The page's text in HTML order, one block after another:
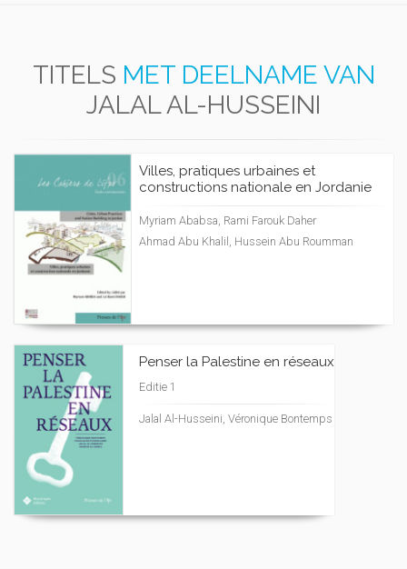
TITELS MET DEELNAME VAN
JALAL AL-HUSSEINI
Villes, pratiques urbaines et
constructions nationale en Jordanie
Myriam Ababsa, Rami Farouk Daher
Ahmad Abu Khalil, Hussein Abu Roumman
Penser la Palestine en réseaux
Editie 1
Jalal Al-Husseini, Véronique Bontemps